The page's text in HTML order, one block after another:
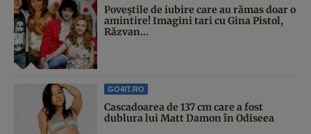
Poveştile de iubire care au rămas doar o
amintire! Imagini tari cu Gina Pistol,
Răzvan...
GO4IT.RO
Cascadoarea de 137 cm care a fost
dublura lui Matt Damon în Odiseea